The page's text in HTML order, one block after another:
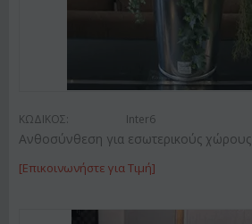
ΚΩΔΙΚΟΣ: Inter6
Ανθοσύνθεση για εσωτερικούς χώρους
[Επικοινωνήστε για Τιμή]